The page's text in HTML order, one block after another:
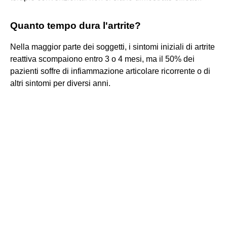
Quanto tempo dura l'artrite?
Nella maggior parte dei soggetti, i sintomi iniziali di artrite
reattiva scompaiono entro 3 o 4 mesi, ma il 50% dei
pazienti soffre di infiammazione articolare ricorrente o di
altri sintomi per diversi anni.